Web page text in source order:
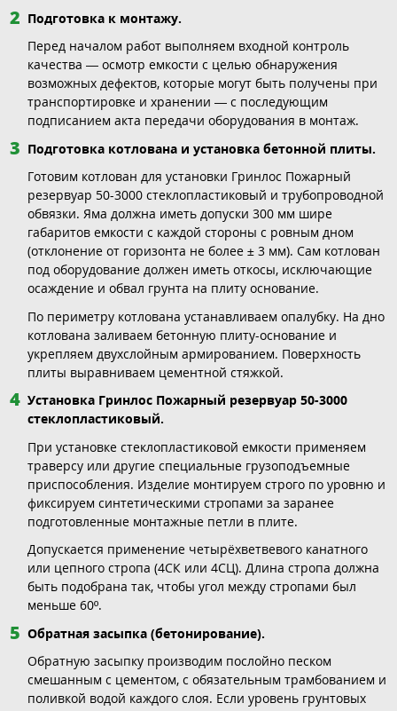
Подготовка к монтажу.
Перед началом работ выполняем входной контроль
качества — осмотр емкости с целью обнаружения
возможных дефектов, которые могут быть получены при
транспортировке и хранении — с последующим
подписанием акта передачи оборудования в монтаж.
Подготовка котлована и установка бетонной плиты.
Готовим котлован для установки Гринлос Пожарный
резервуар 50-3000 стеклопластиковый и трубопроводной
обвязки. Яма должна иметь допуски 300 мм шире
габаритов емкости с каждой стороны с ровным дном
(отклонение от горизонта не более ± 3 мм). Сам котлован
под оборудование должен иметь откосы, исключающие
осаждение и обвал грунта на плиту основание.
По периметру котлована устанавливаем опалубку. На дно
котлована заливаем бетонную плиту-основание и
укрепляем двухслойным армированием. Поверхность
плиты выравниваем цементной стяжкой.
Установка Гринлос Пожарный резервуар 50-3000
стеклопластиковый.
При установке стеклопластиковой емкости применяем
траверсу или другие специальные грузоподъемные
приспособления. Изделие монтируем строго по уровню и
фиксируем синтетическими стропами за заранее
подготовленные монтажные петли в плите.
Допускается применение четырёхветвевого канатного
или цепного стропа (4СК или 4СЦ). Длина стропа должна
быть подобрана так, чтобы угол между стропами был
меньше 60º.
Обратная засыпка (бетонирование).
Обратную засыпку производим послойно песком
смешанным с цементом, с обязательным трамбованием и
поливкой водой каждого слоя. Если уровень грунтовых